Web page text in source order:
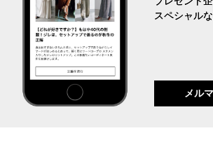
スペシャル
メル